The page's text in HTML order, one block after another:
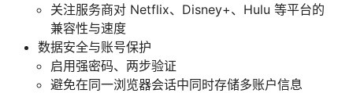
关注服务商对 Netflix、Disney+、Hulu 等平台的
兼容性与速度
数据安全与账号保护
启用强密码、两步验证
避免在同一浏览器会话中同时存储多账户信息